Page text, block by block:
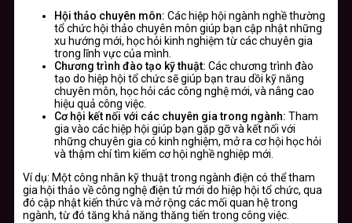
Hội thảo chuyên môn: Các hiệp hội ngành nghề thường
tổ chức hội thảo chuyên môn giúp bạn cập nhật những
xu hướng mới, học hỏi kinh nghiệm từ các chuyên gia
trong lĩnh vực của mình.
Chương trình đào tạo kỹ thuật: Các chương trình đào
tạo do hiệp hội tổ chức sẽ giúp bạn trau dồi kỹ năng
chuyên môn, học hỏi các công nghệ mới, và nâng cao
hiệu quả công việc.
Cơ hội kết nối với các chuyên gia trong ngành: Tham
gia vào các hiệp hội giúp bạn gặp gỡ và kết nối với
những chuyên gia có kinh nghiệm, mở ra cơ hội học hỏi
và thậm chí tìm kiếm cơ hội nghề nghiệp mới.
Ví dụ: Một công nhân kỹ thuật trong ngành điện có thể tham
gia hội thảo về công nghệ điện tử mới do hiệp hội tổ chức, qua
đó cập nhật kiến thức và mở rộng các mối quan hệ trong
ngành, từ đó tăng khả năng thăng tiến trong công việc.